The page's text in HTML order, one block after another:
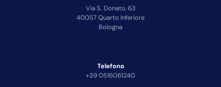
Via S. Donato, 63
40057 Quarto Inferiore
Bologna
Telefono
+39 0516061240